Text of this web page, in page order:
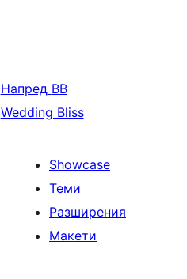
Напред BB
Wedding Bliss
Showcase
Теми
Разширения
Макети